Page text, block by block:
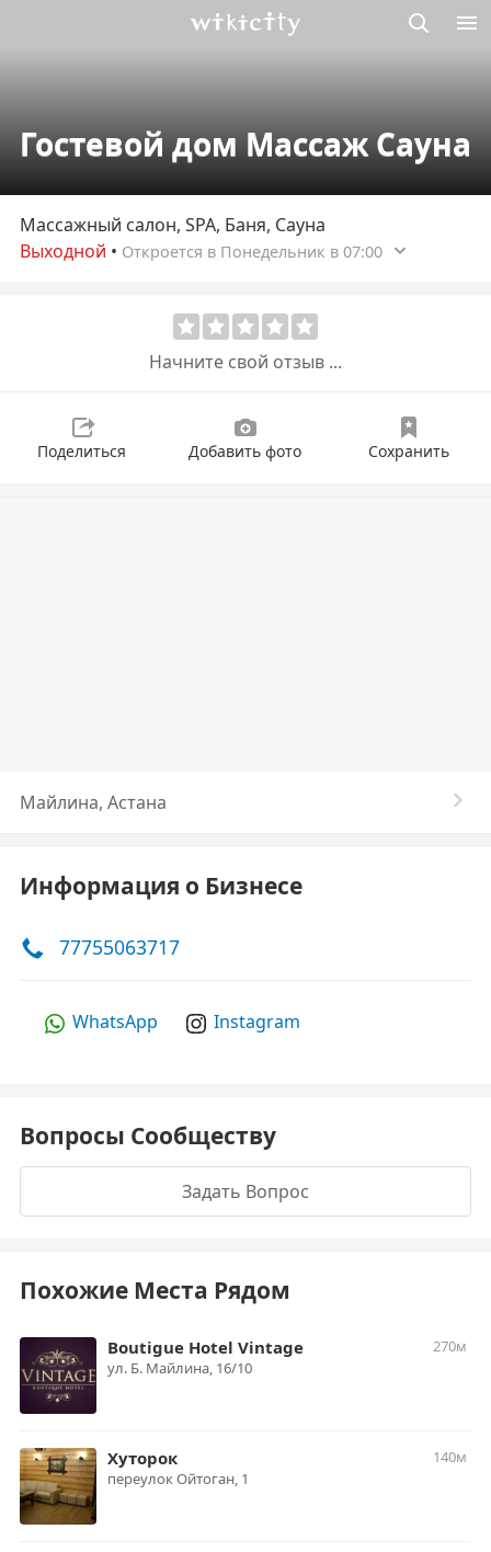
Гостевой дом Массаж Сауна
Массажный салон, SPA, Баня, Сауна
Выходной • Откроется в Понедельник в 07:00
Начните свой отзыв ...
Поделиться Добавить фото Сохранить
Майлина, Астана
Информация о Бизнесе
77755063717
WhatsApp Instagram
Вопросы Сообществу
Задать Вопрос
Похожие Места Рядом
Boutigue Hotel Vintage
270м
ул. Б. Майлина, 16/10
Хуторок
140м
переулок Ойтоган, 1